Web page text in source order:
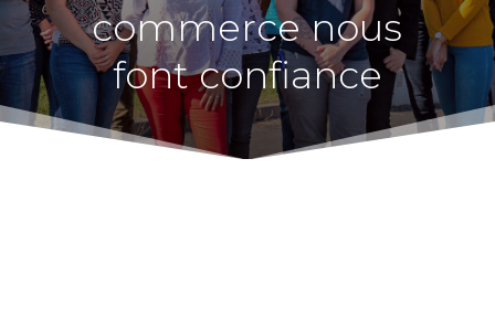
commerce nous
font confiance